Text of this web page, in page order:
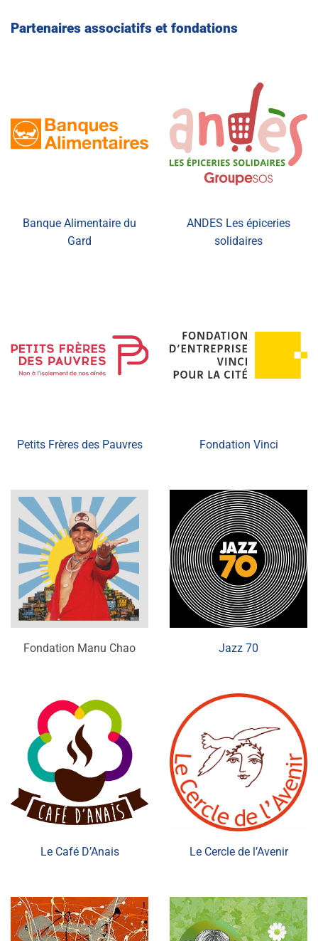
Partenaires associatifs et fondations
Banque Alimentaire du
Gard
ANDES Les épiceries
solidaires
Petits Frères des Pauvres Fondation Vinci
Fondation Manu Chao Jazz 70
Le Café D’Anais Le Cercle de l’Avenir